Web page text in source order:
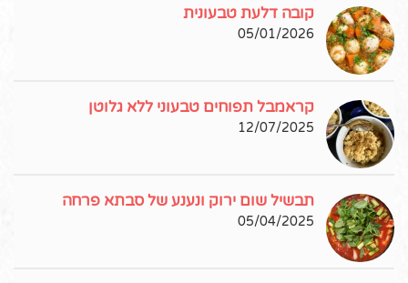
קובה דלעת טבעונית
05/01/2026
קראמבל תפוחים טבעוני ללא גלוטן
12/07/2025
תבשיל שום ירוק ונענע של סבתא פרחה
05/04/2025